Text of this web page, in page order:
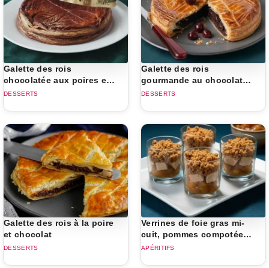
Galette des rois
chocolatée aux poires et
amandes
DESSERTS
Galette des rois
gourmande au chocolat
et aux cerises
DESSERTS
Galette des rois à la poire
et chocolat
DESSERTS
Verrines de foie gras mi-
cuit, pommes compotées
et pain d'épices
APÉRITIFS